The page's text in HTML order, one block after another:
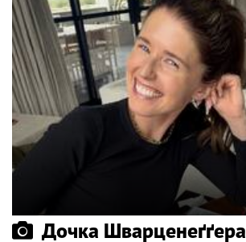
Дочка Шварценеґґера